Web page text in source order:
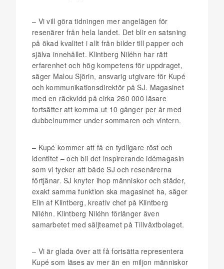
– Vi vill göra tidningen mer angelägen för
resenärer från hela landet. Det blir en satsning
på ökad kvalitet i allt från bilder till papper och
själva innehållet. Klintberg Niléhn har rätt
erfarenhet och hög kompetens för uppdraget,
säger Malou Sjörin, ansvarig utgivare för Kupé
och kommunikationsdirektör på SJ. Magasinet
med en räckvidd på cirka 260 000 läsare
fortsätter att komma ut 10 gånger per år med
dubbelnummer under sommaren och vintern.
– Kupé kommer att få en tydligare röst och
identitet – och bli det inspirerande idémagasin
som vi tycker att både SJ och resenärerna
förtjänar. SJ knyter ihop människor och städer,
exakt samma funktion ska magasinet ha, säger
Elin af Klintberg, kreativ chef på Klintberg
Niléhn. Klintberg Niléhn förlänger även
samarbetet med säljteamet på Tillväxtbolaget.
– Vi är glada över att få fortsätta representera
Kupé som läses av mer än en miljon människor